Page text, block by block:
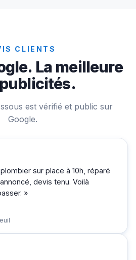
CLIENTS
La meilleure
est vérifié et public sur
Google.
sur place à 10h, réparé
devis tenu. Voilà
»